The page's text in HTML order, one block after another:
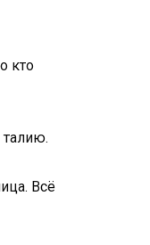
кто
Всё